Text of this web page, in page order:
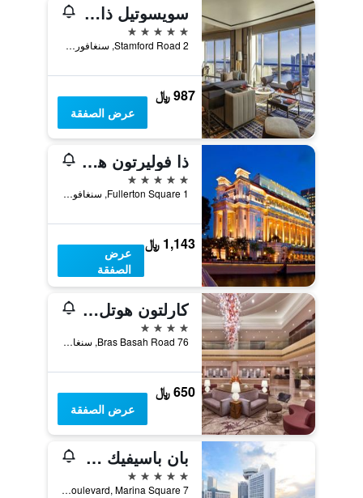
سويسوتيل ذا ستامفورد، سينجابور
5 نجوم
2 Stamford Road, سنغافورة, سنغافورة
987 ﷼
عرض الصفقة
ذا فوليرتون هوتل سينجابور
5 نجوم
1 Fullerton Square, سنغافورة, سنغافورة
1,143 ﷼
عرض
الصفقة
كارلتون هوتل سينجابور
4 نجوم
76 Bras Basah Road, سنغافورة, سنغافورة
650 ﷼
عرض الصفقة
بان باسيفيك سينجابور
5 نجوم
7 Raffles Boulevard, Marina Square, سنغافورة, سنغافورة